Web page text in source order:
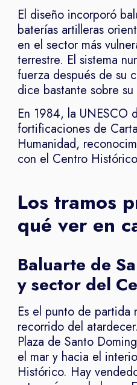
El diseño incorporó
baterías artilleras
en el sector más
terrestre. El sistema
fuerza después de su
dice bastante sobre
En 1984, la UNESCO
fortificaciones de
Humanidad,
con el Centro
Los tramos
qué ver en
Baluarte de
y sector del
Es el punto de partida
recorrido del
Plaza de Santo
el mar y hacia el
Histórico. Hay